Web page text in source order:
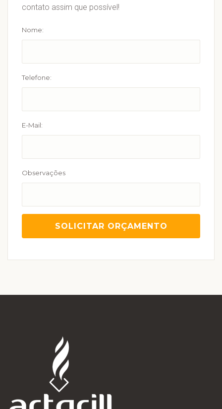
contato assim que possível!
Nome:
Telefone:
E-Mail:
Observações